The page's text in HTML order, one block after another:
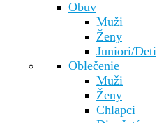
Obuv
Muži
Ženy
Juniori/Deti
Oblečenie
Muži
Ženy
Chlapci